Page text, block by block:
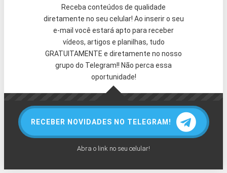
Receba conteúdos de qualidade
diretamente no seu celular! Ao inserir o seu
e-mail você estará apto para receber
vídeos, artigos e planilhas, tudo
GRATUITAMENTE e diretamente no nosso
grupo do Telegram!! Não perca essa
oportunidade!
RECEBER NOVIDADES NO TELEGRAM!
Abra o link no seu celular!